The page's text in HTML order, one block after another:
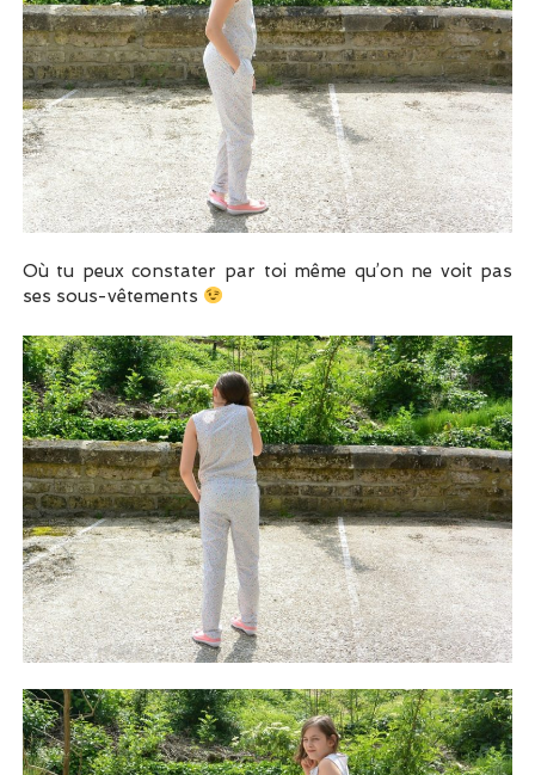
Où tu peux constater par toi même qu’on ne voit pas
ses sous-vêtements